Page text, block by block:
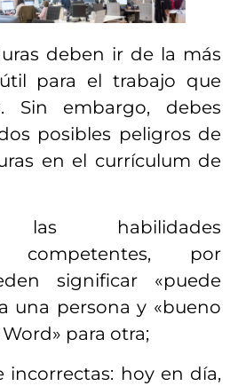
deben ir de la más
para el trabajo que
Sin embargo, debes
posibles peligros de
en el currículum de
las habilidades
competentes, por
significar «puede
una persona y «bueno
para otra;
incorrectas: hoy en día,